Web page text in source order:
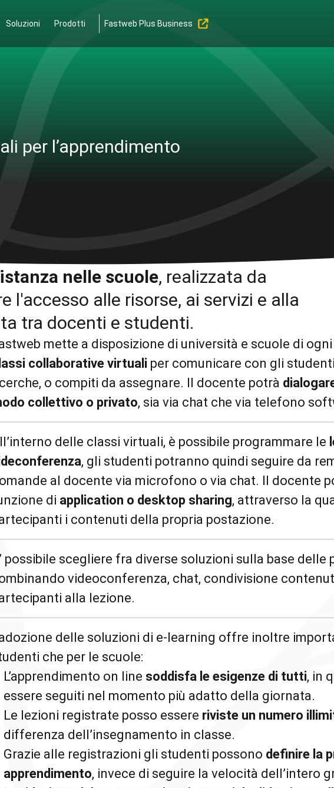
Soluzioni Prodotti Fastweb Plus Business
per l’apprendimento
di
nelle scuole, realizzata da
l'accesso alle risorse, ai servizi e alla
tra docenti e studenti.
mette a disposizione di università e scuole di
collaborative virtuali per comunicare con gli
o compiti da assegnare. Il docente potrà
collettivo o privato, sia via chat che via telefono
delle classi virtuali, è possibile programmare le
, gli studenti potranno quindi seguire da
al docente via microfono o via chat. Il docente
di application o desktop sharing, attraverso la
i contenuti della propria postazione.
possibile scegliere fra diverse soluzioni sulla base delle
videoconferenza, chat, condivisione
alla lezione.
delle soluzioni di e-learning offre inoltre
che per le scuole:
L’apprendimento on line soddisfa le esigenze di tutti, in
essere seguiti nel momento più adatto della giornata.
Le lezioni registrate posso essere riviste un numero
differenza dell’insegnamento in classe.
Grazie alle registrazioni gli studenti possono definire la
apprendimento, invece di seguire la velocità dell’intero